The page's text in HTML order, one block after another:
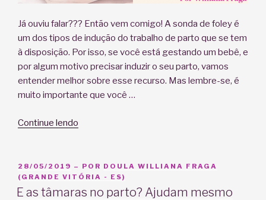
Já ouviu falar??? Então vem comigo! A sonda de foley é
um dos tipos de indução do trabalho de parto que se tem
à disposição. Por isso, se você está gestando um bebê, e
por algum motivo precisar induzir o seu parto, vamos
entender melhor sobre esse recurso. Mas lembre-se, é
muito importante que você …
Continue lendo
com
Sonda
de
PUBLICADO
EM
28/05/2019 – POR DOULA WILLIANA FRAGA
(GRANDE VITÓRIA - ES)
E as tâmaras no parto? Ajudam mesmo